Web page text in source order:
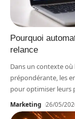
Pourquoi
relance
Dans un contexte
prépondérante, les
pour optimiser leurs
Marketing 26/05/